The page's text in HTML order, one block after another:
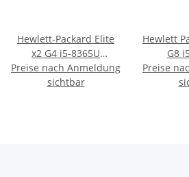
Hewlett-Packard Elite
x2 G4 i5-8365U
512GB/16GB silber
Win11 Pro Wi-Fi + 4G
Preise nach Anmeldung
sichtbar
Hewlett
G8
512GB/
Xe
Preise